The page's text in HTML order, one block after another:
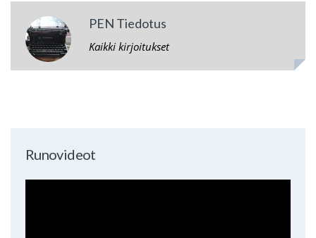
PEN Tiedotus
Kaikki kirjoitukset
Runovideot